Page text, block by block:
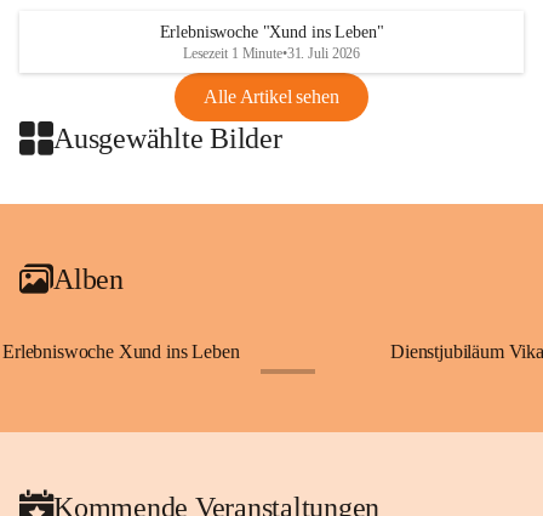
Erlebniswoche "Xund ins Leben"
Lesezeit 1 Minute•31. Juli 2026
Alle Artikel sehen
Ausgewählte Bilder
+2
Alben
Erlebniswoche Xund ins Leben Dienstjubiläum
Kommende Veranstaltungen